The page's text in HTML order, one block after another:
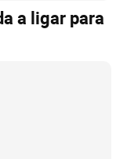
a ligar para